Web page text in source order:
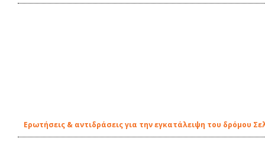
Ερωτήσεις & αντιδράσεις για την εγκατάλειψη του δρόμου